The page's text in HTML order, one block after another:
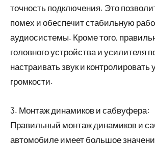
точность подключения. Это
помех и обеспечит стабильную
аудиосистемы. Кроме того,
головного устройства и усилителя
настраивать звук и контролировать
громкости.
3. Монтаж динамиков и сабвуфера:
Правильный монтаж динамиков и
автомобиле имеет большое